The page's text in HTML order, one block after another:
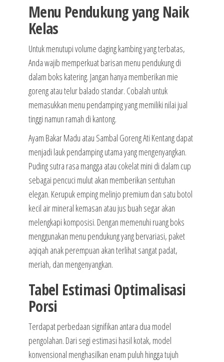
Menu Pendukung yang Naik
Kelas
Untuk menutupi volume daging kambing yang terbatas,
Anda wajib memperkuat barisan menu pendukung di
dalam boks katering. Jangan hanya memberikan mie
goreng atau telur balado standar. Cobalah untuk
memasukkan menu pendamping yang memiliki nilai jual
tinggi namun ramah di kantong.
Ayam Bakar Madu atau Sambal Goreng Ati Kentang dapat
menjadi lauk pendamping utama yang mengenyangkan.
Puding sutra rasa mangga atau cokelat mini di dalam cup
sebagai pencuci mulut akan memberikan sentuhan
elegan. Kerupuk emping melinjo premium dan satu botol
kecil air mineral kemasan atau jus buah segar akan
melengkapi komposisi. Dengan memenuhi ruang boks
menggunakan menu pendukung yang bervariasi, paket
aqiqah anak perempuan akan terlihat sangat padat,
meriah, dan mengenyangkan.
Tabel Estimasi Optimalisasi
Porsi
Terdapat perbedaan signifikan antara dua model
pengolahan. Dari segi estimasi hasil kotak, model
konvensional menghasilkan enam puluh hingga tujuh